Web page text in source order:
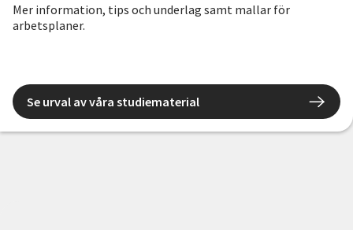
Mer information, tips och underlag samt mallar för
arbetsplaner.
Se urval av våra studiematerial